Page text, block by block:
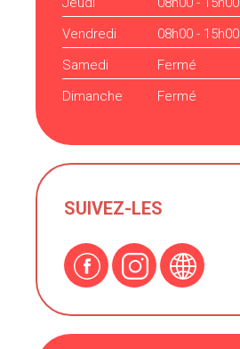
Vendredi
08h00 - 15h00
Samedi
Fermé
Dimanche
Fermé
SUIVEZ-LES